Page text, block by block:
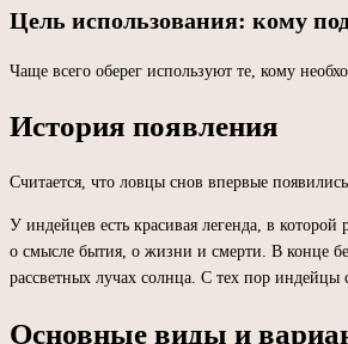
Цель использования: кому
Чаще всего оберег используют те, кому
История появления
Считается, что ловцы снов впервые
У индейцев есть красивая легенда, в
о смысле бытия, о жизни и смерти. В конце
рассветных лучах солнца. С тех пор индейцы
Основные виды и